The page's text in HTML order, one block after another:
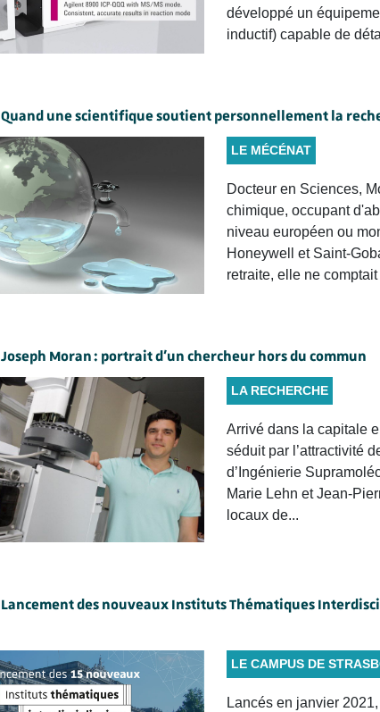
développé un
inductif) capable de
Quand une scientifique soutient personnellement la
LE MÉCÉNAT
Docteur en Sciences,
chimique, occupant
niveau européen ou
Honeywell et Saint-
retraite, elle ne comptait
Joseph Moran : portrait d’un chercheur hors du commun
LA RECHERCHE
Arrivé dans la capitale
séduit par l’attractivité
d’Ingénierie
Marie Lehn et Jean-
locaux de...
Lancement des nouveaux Instituts Thématiques
LE CAMPUS DE
Lancés en janvier